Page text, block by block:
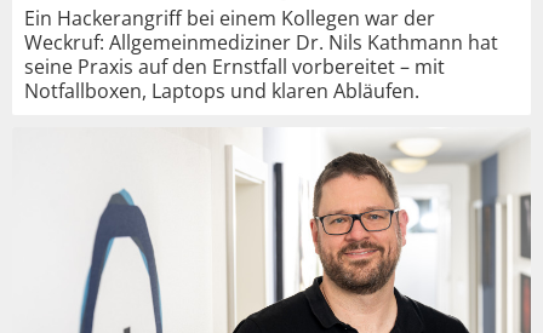
Ein Hackerangriff bei einem Kollegen war der
Weckruf: Allgemeinmediziner Dr. Nils Kathmann hat
seine Praxis auf den Ernstfall vorbereitet – mit
Notfallboxen, Laptops und klaren Abläufen.